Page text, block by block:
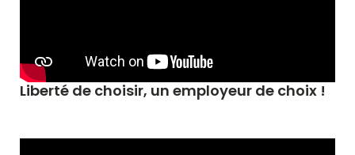
Liberté de choisir, un employeur de choix !